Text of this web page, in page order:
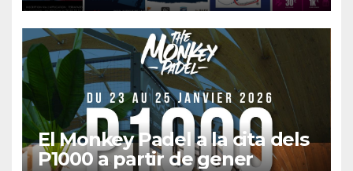
El Monkey Padel a la cita dels
P1000 a partir de gener